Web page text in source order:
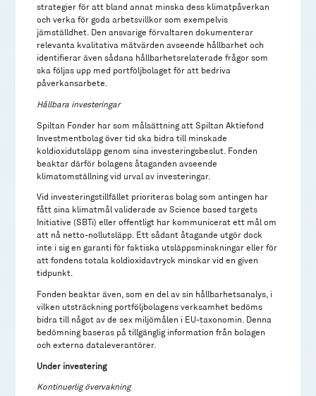
strategier för att bland annat minska dess klimatpåverkan
och verka för goda arbetsvillkor som exempelvis
jämställdhet. Den ansvarige förvaltaren dokumenterar
relevanta kvalitativa mätvärden avseende hållbarhet och
identifierar även sådana hållbarhetsrelaterade frågor som
ska följas upp med portföljbolaget för att bedriva
påverkansarbete.
Hållbara investeringar
Spiltan Fonder har som målsättning att Spiltan Aktiefond
Investmentbolag över tid ska bidra till minskade
koldioxidutsläpp genom sina investeringsbeslut. Fonden
beaktar därför bolagens åtaganden avseende
klimatomställning vid urval av investeringar.
Vid investeringstillfället prioriteras bolag som antingen har
fått sina klimatmål validerade av Science based targets
Initiative (SBTi) eller offentligt har kommunicerat ett mål om
att nå netto-nollutsläpp. Ett sådant åtagande utgör dock
inte i sig en garanti för faktiska utsläppsminskningar eller för
att fondens totala koldioxidavtryck minskar vid en given
tidpunkt.
Fonden beaktar även, som en del av sin hållbarhetsanalys, i
vilken utsträckning portföljbolagens verksamhet bedöms
bidra till något av de sex miljömålen i EU-taxonomin. Denna
bedömning baseras på tillgänglig information från bolagen
och externa dataleverantörer.
Under investering
Kontinuerlig övervakning